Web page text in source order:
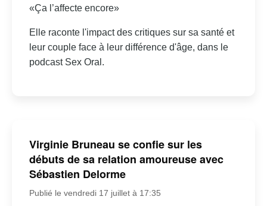
«Ça l’affecte encore»
Elle raconte l'impact des critiques sur sa santé et
leur couple face à leur différence d'âge, dans le
podcast Sex Oral.
Virginie Bruneau se confie sur les
débuts de sa relation amoureuse avec
Sébastien Delorme
Publié le vendredi 17 juillet à 17:35